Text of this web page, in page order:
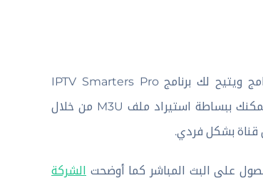
ملفات M3U هي قوائم تشغيل تحتوي على روابط البث المباشر للقنوات والبرامج ويتيح لك برنامج IPTV Smarters Pro
للكمبيوتر 2025 تحميل هذه الملفات لتجميع قنواتك المفضلة في مكان واحد، يمكنك ببساطة استيراد ملف M3U من خلال
قناة بشكل فردي.
الشركة